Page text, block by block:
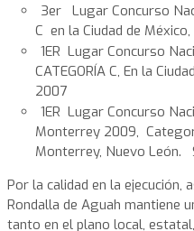
3er Lugar Concurso
C en la Ciudad de
1ER Lugar Concurso
CATEGORÍA C, En la
2007
1ER Lugar Concurso
Monterrey 2009,
Monterrey, Nuevo León.
Por la calidad en la ejecución,
Rondalla de Aguah mantiene
tanto en el plano local,